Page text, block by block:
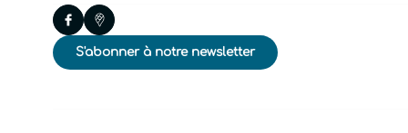
S'abonner à notre newsletter